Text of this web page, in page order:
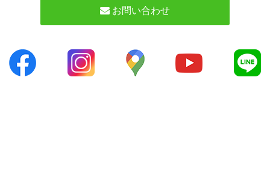
お問い合わせ